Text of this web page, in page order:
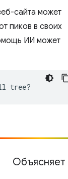
сайта может
пиков в своих
ИИ может
tree?